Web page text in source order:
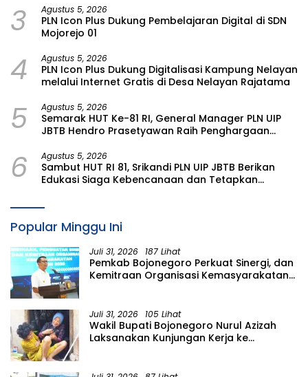
3 Agustus 5, 2026
PLN Icon Plus Dukung Pembelajaran Digital di SDN
Mojorejo 01
4 Agustus 5, 2026
PLN Icon Plus Dukung Digitalisasi Kampung Nelayan
melalui Internet Gratis di Desa Nelayan Rajatama
5 Agustus 5, 2026
Semarak HUT Ke-81 RI, General Manager PLN UIP
JBTB Hendro Prasetyawan Raih Penghargaan
6 Agustus 5, 2026
Sambut HUT RI 81, Srikandi PLN UIP JBTB Berikan
Edukasi Siaga Kebencanaan dan Tetapkan
Kampung Aren Simacan Banyuwangi
Popular Minggu Ini
Juli 31, 2026 187 Lihat
Pemkab Bojonegoro Perkuat Sinergi, dan
Kemitraan Organisasi Kemasyarakatan
Juli 31, 2026 105 Lihat
Wakil Bupati Bojonegoro Nurul Azizah
Laksanakan Kunjungan Kerja ke